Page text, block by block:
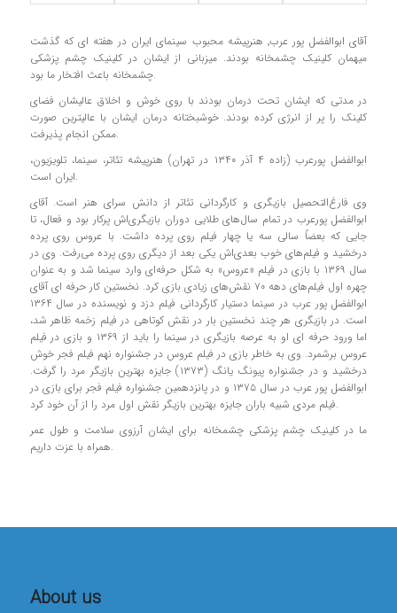
آقای ابوالفضل پور عرب٬ هنرپیشه محبوب سینمای ایران در هفته ای که گذشت
میهمان کلینیک چشمخانه بودند. میزبانی از ایشان در کلینیک چشم پزشکی
چشمخانه باعث افتخار ما بود.
در مدتی که ایشان تحت درمان بودند با روی خوش و اخلاق عالیشان فضای
کلینک را پر از انرژی کرده بودند. خوشبختانه درمان ایشان با عالیترین صورت
ممکن انجام پذیرفت.
ابوالفضل پورعرب (زاده ۴ آذر ۱۳۴۰ در تهران) هنرپیشه تئاتر، سینما، تلویزیون،
ایران است.
وی فارغ‌التحصیل بازیگری و کارگردانی تئاتر از دانش سرای هنر است. آقای
ابوالفضل پورعرب در تمام سال‌های طلایی دوران بازیگری‌اش پرکار بود و فعال، تا
جایی که بعضاً سالی سه یا چهار فیلم روی پرده داشت. با عروس روی پرده
درخشید و فیلم‌های خوب بعدی‌اش یکی بعد از دیگری روی پرده می‌رفت. وی در
سال ۱۳۶۹ با بازی در فیلم «عروس» به شکل حرفه‌ای وارد سینما شد و به عنوان
چهره اول فیلم‌های دهه ۷۰ نقش‌های زیادی بازی کرد. نخستین کار حرفه ای آقای
ابوالفضل پور عرب در سینما دستیار کارگردانی فیلم دزد و نویسنده در سال ۱۳۶۴
است. در بازیگری هر چند نخستین بار در نقش کوتاهی در فیلم زخمه ظاهر شد،
اما ورود حرفه ای او به عرصه بازیگری در سینما را باید از ۱۳۶۹ و بازی در فیلم
عروس برشمرد. وی به خاطر بازی در فیلم عروس در جشنواره نهم فیلم فجر خوش
درخشید و در جشنواره پیونگ یانگ (۱۳۷۳) جایزه بهترین بازیگر مرد را گرفت.
ابوالفضل پور عرب در سال ۱۳۷۵ و در پانزدهمین جشنواره فیلم فجر برای بازی در
فیلم مردی شبیه باران جایزه بهترین بازیگر نقش اول مرد را از آن خود کرد.
ما در کلینیک چشم پزشکی چشمخانه برای ایشان آرزوی سلامت و طول عمر
همراه با عزت داریم.
About us